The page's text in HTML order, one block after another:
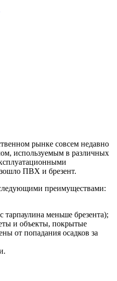
рынке совсем недавно
используемым в различных
ПВХ и брезент.
преимуществами:
тарпаулина меньше брезента);
и объекты, покрытые
от попадания осадков за